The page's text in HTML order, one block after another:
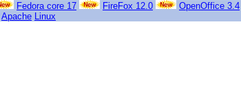
Fedora core 17 FireFox 12.0
OpenOffice 3.4
Apache Linux